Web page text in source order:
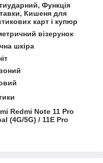
Функція
Кишеня для
карт і купюр
візерунок
шкіра
Redmi Note 11 Pro
(4G/5G) / 11E Pro